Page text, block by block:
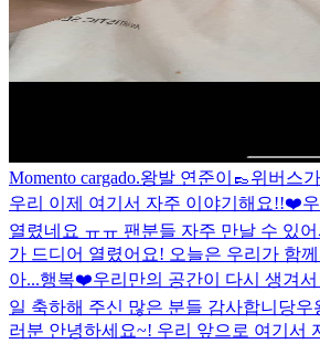
Momento cargado.왕발 연준이👞위버스
우리 이제 여기서 자주 이야기해요!!❤️
열렸네요 ㅠㅠ 팬분들 자주 만날 수 있
가 드디어 열렸어요! 오늘은 우리가 함
아...행복❤️우리만의 공간이 다시 생겨
일 축하해 주신 많은 분들 감사합니당우
러분 안녕하세요~! 우리 앞으로 여기서